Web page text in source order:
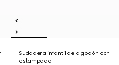
Sudadera infantil de algodón con
estampado